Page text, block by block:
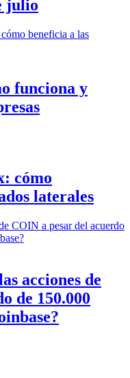
julio
funciona y
cómo
laterales
acciones de
de 150.000